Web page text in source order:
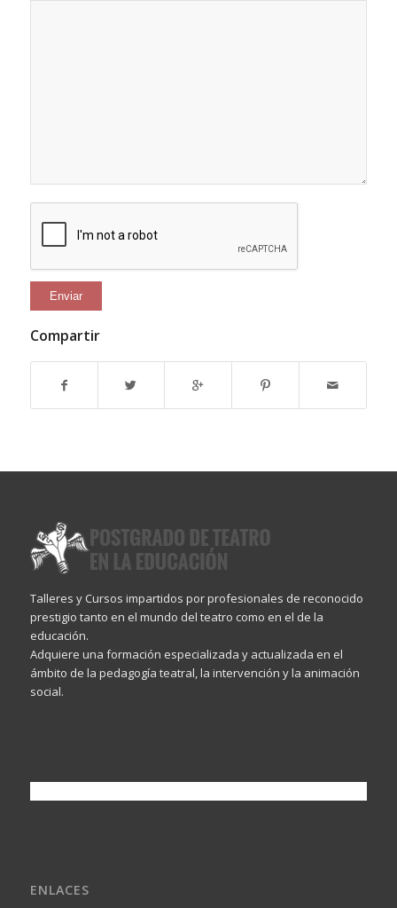
Compartir
Talleres y Cursos impartidos por profesionales de reconocido
prestigio tanto en el mundo del teatro como en el de la
educación.
Adquiere una formación especializada y actualizada en el
ámbito de la pedagogía teatral, la intervención y la animación
social.
ENLACES